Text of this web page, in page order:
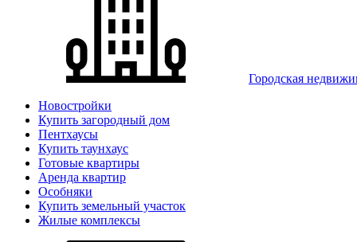
Городская
Новостройки
Купить загородный дом
Пентхаусы
Купить таунхаус
Готовые квартиры
Аренда квартир
Особняки
Купить земельный участок
Жилые комплексы